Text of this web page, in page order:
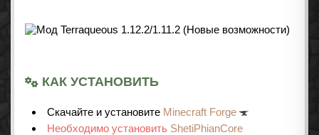
КАК УСТАНОВИТЬ
Cкачайте и установите Minecraft Forge
Необходимо установить ShetiPhianCore